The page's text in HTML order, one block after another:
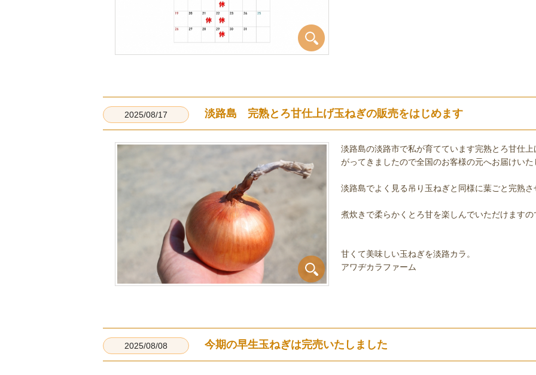
2025/08/17 淡路島 完熟とろ甘仕上げ玉ねぎの販売をはじめます
淡路島の淡路市で私が育てています完熟とろ甘仕
がってきましたので全国のお客様の元へお届けいた
淡路島でよく見る吊り玉ねぎと同様に葉ごと完熟
煮炊きで柔らかくとろ甘を楽しんでいただけます
甘くて美味しい玉ねぎを淡路カラ。
アワヂカラファーム
2025/08/08 今期の早生玉ねぎは完売いたしました